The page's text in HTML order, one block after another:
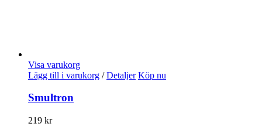
Visa varukorg
Lägg till i varukorg / Detaljer Köp nu
Smultron
219 kr